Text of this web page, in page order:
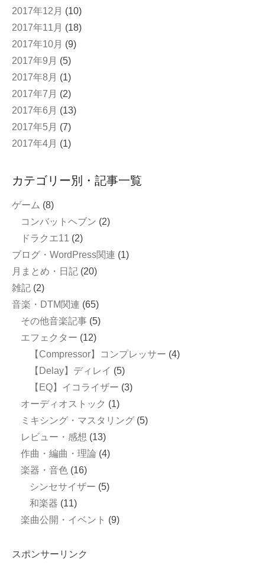
2017年12月 (10)
2017年11月 (18)
2017年10月 (9)
2017年9月 (5)
2017年8月 (1)
2017年7月 (2)
2017年6月 (13)
2017年5月 (7)
2017年4月 (1)
カテゴリー別・記事一覧
ゲーム (8)
コンバットヘブン (2)
ドラクエ11 (2)
ブログ・WordPress関連 (1)
月まとめ・日記 (20)
雑記 (2)
音楽・DTM関連 (65)
その他音楽記事 (5)
エフェクター (12)
【Compressor】コンプレッサー (4)
【Delay】ディレイ (5)
【EQ】イコライザー (3)
オーディオストック (1)
ミキシング・マスタリング (5)
レビュー・感想 (13)
作曲・編曲・理論 (4)
楽器・音色 (16)
シンセサイザー (5)
和楽器 (11)
楽曲公開・イベント (9)
スポンサーリンク